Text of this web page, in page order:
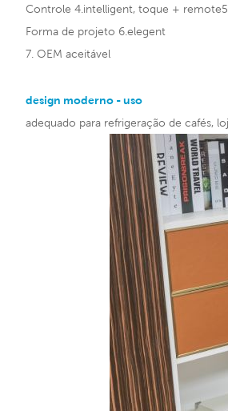
Controle 4.intelligent, toque +
Forma de projeto 6.elegent
7. OEM aceitável
design moderno - uso
adequado para refrigeração de cafés,